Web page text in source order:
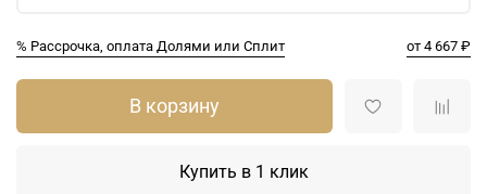
% Рассрочка, оплата Долями или Сплит от 4 667 ₽
В корзину
Купить в 1 клик